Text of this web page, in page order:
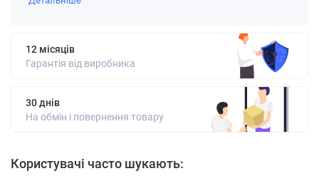
12 місяців
Гарантія від виробника
30 днів
На обмін і повернення товару
Користувачі часто шукають: